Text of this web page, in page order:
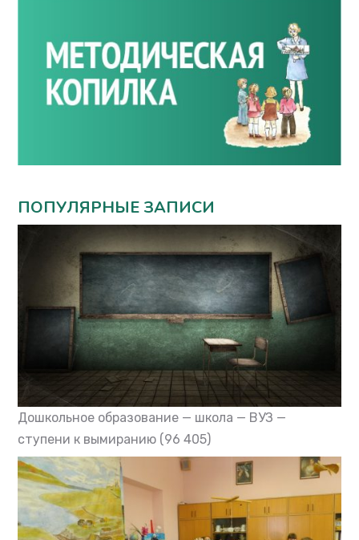
ПОПУЛЯРНЫЕ ЗАПИСИ
Дошкольное образование — школа — ВУЗ —
ступени к вымиранию (96 405)